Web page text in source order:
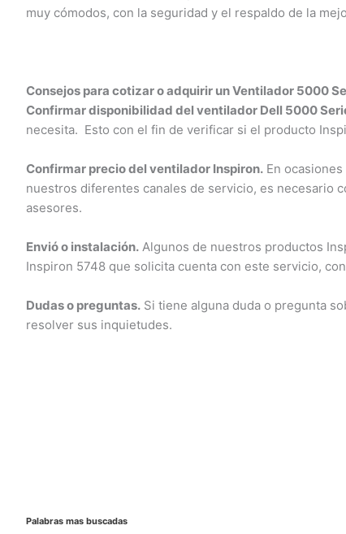
muy cómodos, con la seguridad y el respaldo de la
Consejos para cotizar o adquirir un Ventilador 5000
Confirmar disponibilidad del ventilador Dell 5000
necesita. Esto con el fin de verificar si el producto
Confirmar precio del ventilador Inspiron.En ocasiones
nuestros diferentes canales de servicio, es necesario
asesores.
Envió o instalación.Algunos de nuestros productos
Inspiron 5748 que solicita cuenta con este servicio,
Dudas o preguntas.Si tiene alguna duda o pregunta
resolver sus inquietudes.
Palabras mas buscadas